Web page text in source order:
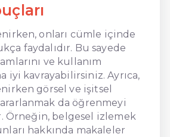
onları cümle içinde
faydalıdır. Bu sayede
ve kullanım
iyi kavrayabilirsiniz. Ayrıca,
görsel ve işitsel
da öğrenmeyi
Örneğin, belgesel izlemek
hakkında makaleler